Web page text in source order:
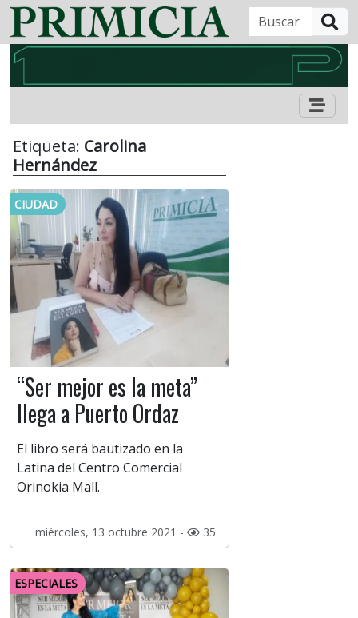
Etiqueta: Carolina
Hernández
CIUDAD
“Ser mejor es la meta”
llega a Puerto Ordaz
El libro será bautizado en la
Latina del Centro Comercial
Orinokia Mall.
miércoles, 13 octubre 2021 - 35
ESPECIALES